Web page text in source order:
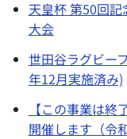
天皇杯 第50回
大会
世田谷ラグビー
年12月実施済み)
【この事業は
開催します（令